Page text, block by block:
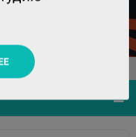
жидкости